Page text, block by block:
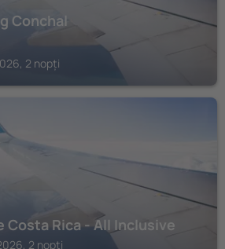
Conchal
2 nopți
Costa Rica - All Inclusive
2 nopți